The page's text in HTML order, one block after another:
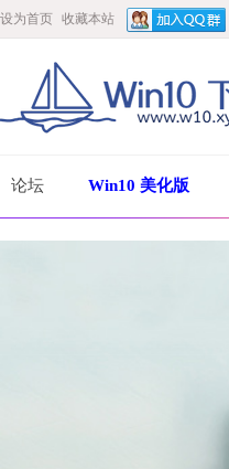
设为首页 收藏本站
论坛 Win10 美化版